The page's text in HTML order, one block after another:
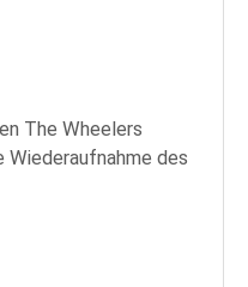
The Wheelers
des